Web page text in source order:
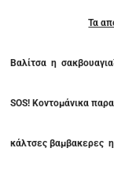
Τα
Βαλίτσα η
SOS! Κοντομάνικα
κάλτσες βαμβακερες